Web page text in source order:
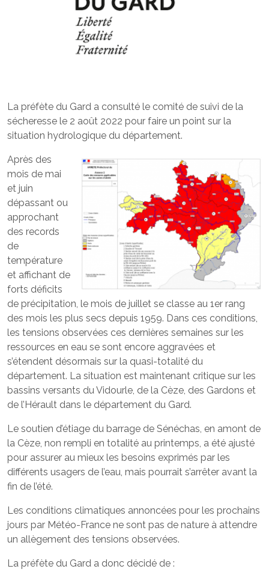
La préfète du Gard a consulté le comité de suivi de la
sécheresse le 2 août 2022 pour faire un point sur la
situation hydrologique du département.
Après des
mois de mai
et juin
dépassant ou
approchant
des records
de
température
et affichant de
forts déficits
de précipitation, le mois de juillet se classe au 1er rang
des mois les plus secs depuis 1959. Dans ces conditions,
les tensions observées ces dernières semaines sur les
ressources en eau se sont encore aggravées et
s’étendent désormais sur la quasi-totalité du
département. La situation est maintenant critique sur les
bassins versants du Vidourle, de la Cèze, des Gardons et
de l’Hérault dans le département du Gard.
Le soutien d’étiage du barrage de Sénéchas, en amont de
la Cèze, non rempli en totalité au printemps, a été ajusté
pour assurer au mieux les besoins exprimés par les
différents usagers de l’eau, mais pourrait s’arrêter avant la
fin de l’été.
Les conditions climatiques annoncées pour les prochains
jours par Météo-France ne sont pas de nature à attendre
un allègement des tensions observées.
La préfète du Gard a donc décidé de :